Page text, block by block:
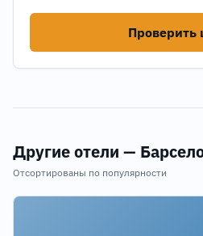
Проверить
Другие отели —
Отсортированы по популярности